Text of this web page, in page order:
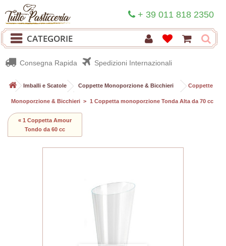
+ 39 011 818 2350
CATEGORIE
Consegna Rapida Spedizioni Internazionali
> Imballi e Scatole >Coppette Monoporzione & Bicchieri > Coppette
Monoporzione & Bicchieri > 1 Coppetta monoporzione Tonda Alta da 70 cc
« 1 Coppetta Amour
Tondo da 60 cc